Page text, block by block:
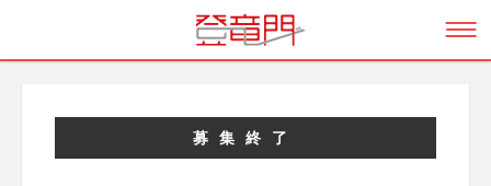
募集終了